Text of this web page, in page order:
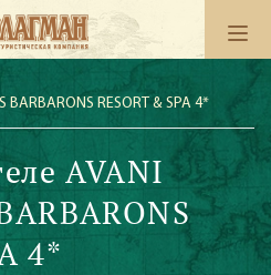
BARBARONS RESORT & SPA 4*
AVANI
4*